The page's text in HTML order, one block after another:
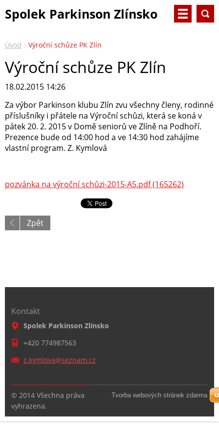
Spolek Parkinson Zlínsko
Úvod Výroční schůze PK Zlín
Výroční schůze PK Zlín
18.02.2015 14:26
Za výbor Parkinson klubu Zlín zvu všechny členy, rodinné
příslušníky i přátele na Výroční schůzi, která se koná v
pátek 20. 2. 2015 v Domě seniorů ve Zlíně na Podhoří.
Prezence bude od 14:00 hod a ve 14:30 hod zahájíme
vlastní program. Z. Kymlová
pozvánka na výroční schůzi-2015-A5.pdf (165262)
Zpět
Kontakt
Spolek Parkinson Zlínsko
+420 774987563
z.kymlova@seznam.cz
© 2014 Všechna práva
vyhrazena.
Tvorba webových stránek zdarma